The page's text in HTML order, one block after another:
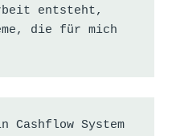
entsteht,
die für mich
Cashflow System